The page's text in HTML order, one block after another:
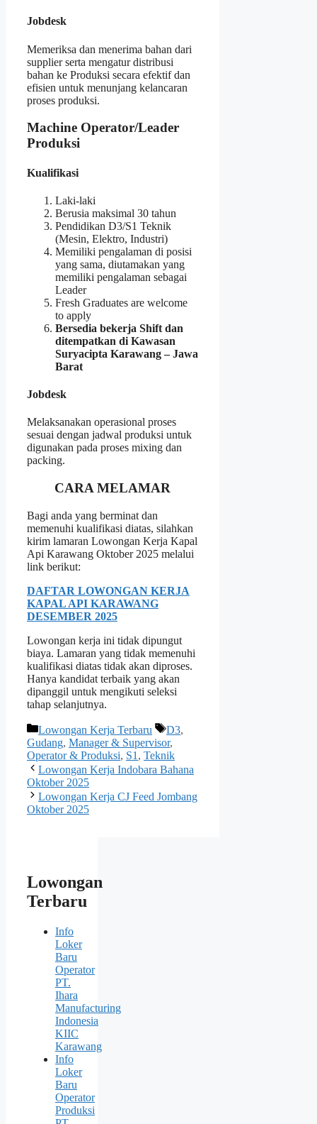
Jobdesk
Memeriksa dan menerima bahan dari
supplier serta mengatur distribusi
bahan ke Produksi secara efektif dan
efisien untuk menunjang kelancaran
proses produksi.
Machine Operator/Leader
Produksi
Kualifikasi
Laki-laki
Berusia maksimal 30 tahun
Pendidikan D3/S1 Teknik
(Mesin, Elektro, Industri)
Memiliki pengalaman di posisi
yang sama, diutamakan yang
memiliki pengalaman sebagai
Leader
Fresh Graduates are welcome
to apply
Bersedia bekerja Shift dan
ditempatkan di Kawasan
Suryacipta Karawang – Jawa
Barat
Jobdesk
Melaksanakan operasional proses
sesuai dengan jadwal produksi untuk
digunakan pada proses mixing dan
packing.
CARA MELAMAR
Bagi anda yang berminat dan
memenuhi kualifikasi diatas, silahkan
kirim lamaran Lowongan Kerja Kapal
Api Karawang Oktober 2025 melalui
link berikut:
DAFTAR LOWONGAN KERJA
KAPAL API KARAWANG
DESEMBER 2025
Lowongan kerja ini tidak dipungut
biaya. Lamaran yang tidak memenuhi
kualifikasi diatas tidak akan diproses.
Hanya kandidat terbaik yang akan
dipanggil untuk mengikuti seleksi
tahap selanjutnya.
Kategori
Lowongan Kerja Terbaru Tag
D3,
Gudang, Manager & Supervisor,
Operator & Produksi, S1 , Teknik
Lowongan Kerja Indobara Bahana
Oktober 2025
Lowongan Kerja CJ Feed Jombang
Oktober 2025
Lowongan
Terbaru
Info
Loker
Baru
Operator
PT.
Ihara
Manufacturing
Indonesia
KIIC
Karawang
Info
Loker
Baru
Operator
Produksi